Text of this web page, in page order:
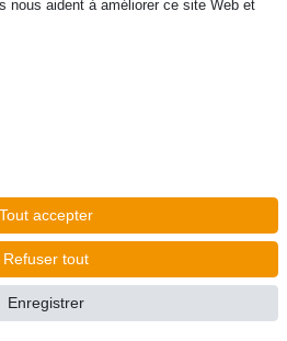
de la commande sont libellés
aux livraisons en France !
nous aident à améliorer ce site Web et
Tout accepter
Refuser tout
Enregistrer